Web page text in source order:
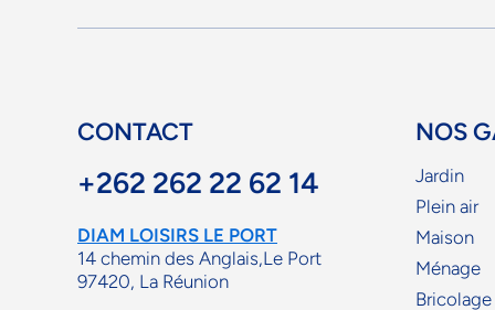
CONTACT
+262 262 22 62 14
DIAM LOISIRS LE PORT
14 chemin des Anglais,Le Port
97420, La Réunion
NOS
Jardin
Plein air
Maison
Ménage
Bricolage